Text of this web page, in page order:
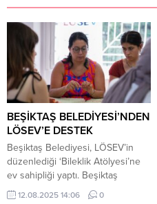
BEŞİKTAŞ BELEDİYESİ’NDEN
LÖSEV’E DESTEK
Beşiktaş Belediyesi, LÖSEV’in
düzenlediği ‘Bileklik Atölyesi’ne
ev sahipliği yaptı. Beşiktaş
BelediyesiKadın Dayanışma ve
12.08.2025 14:06 0